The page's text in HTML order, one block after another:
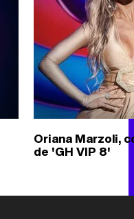
Oriana Marzoli,
de 'GH VIP 8'